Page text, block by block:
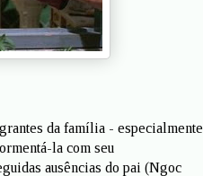
da família - especialmente
la com seu
ausências do pai (Ngoc